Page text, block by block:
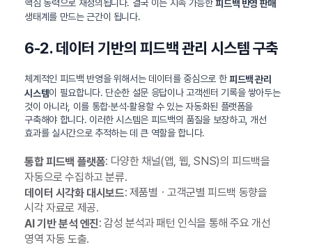
핵심 동력으로 재정의됩니다. 결국 이는 지속 가능한피드백 반영 판매
생태계를 만드는 근간이 됩니다.
6-2. 데이터 기반의 피드백 관리 시스템 구축
체계적인 피드백 반영을 위해서는 데이터를 중심으로 한피드백 관리
시스템이 필요합니다. 단순한 설문 응답이나 고객센터 기록을 쌓아두는
것이 아니라, 이를 통합·분석·활용할 수 있는 자동화된 플랫폼을
구축해야 합니다. 이러한 시스템은 피드백의 품질을 보장하고, 개선
효과를 실시간으로 추적하는 데 큰 역할을 합니다.
통합 피드백 플랫폼: 다양한 채널(앱, 웹, SNS)의 피드백을
자동으로 수집하고 분류.
데이터 시각화 대시보드: 제품별ㆍ고객군별 피드백 동향을
시각 자료로 제공.
AI 기반 분석 엔진: 감성 분석과 패턴 인식을 통해 주요 개선
영역 자동 도출.